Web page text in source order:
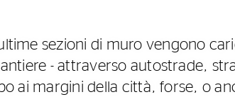
sezioni di muro vengono
- attraverso autostrade,
ai margini della città, forse, o